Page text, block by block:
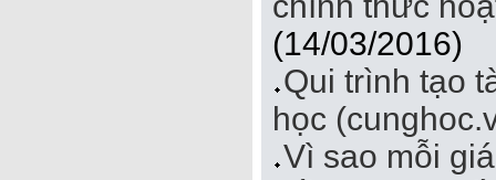
(14/03/2016)
Qui trình tạo
học
Vì sao mỗi